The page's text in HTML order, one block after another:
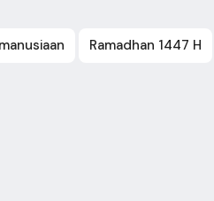
Ramadhan 1447 H